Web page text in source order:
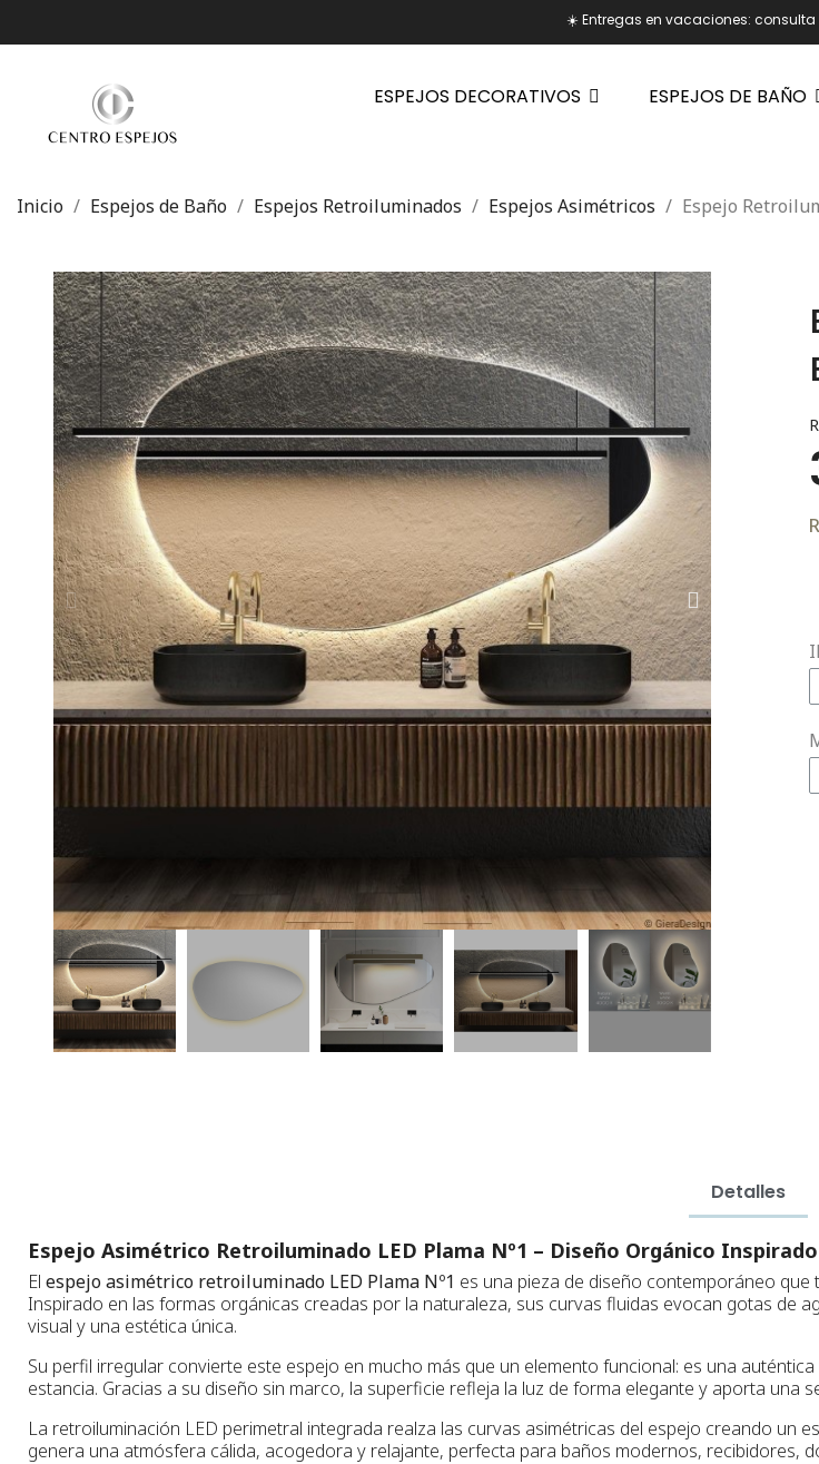
☀️ Entregas en vacaciones: consulta
ESPEJOS DECORATIVOS ESPEJOS DE BAÑO
Inicio Espejos de Baño Espejos Retroiluminados Espejos Asimétricos Espejo
Detalles
Espejo Asimétrico Retroiluminado LED Plama Nº1 – Diseño Orgánico
El espejo asimétrico retroiluminado LED Plama Nº1 es una pieza de diseño contemporáneo
Inspirado en las formas orgánicas creadas por la naturaleza, sus curvas fluidas evocan gotas de
visual y una estética única.
Su perfil irregular convierte este espejo en mucho más que un elemento funcional: es una
estancia. Gracias a su diseño sin marco, la superficie refleja la luz de forma elegante y aporta una
La retroiluminación LED perimetral integrada realza las curvas asimétricas del espejo creando un
genera una atmósfera cálida, acogedora y relajante, perfecta para baños modernos, recibidores,